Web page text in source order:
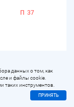
П 37
П 38
данных о том, как
и файлы cookie.
таких инструментов.
ПРИНЯТЬ